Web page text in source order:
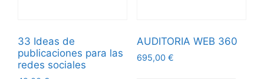
33 Ideas de
publicaciones para las
redes sociales
AUDITORIA WEB 360
695,00 €